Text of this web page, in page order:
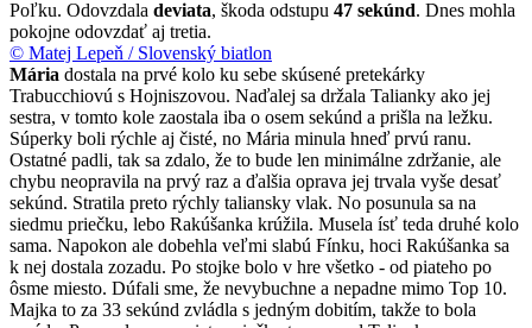
Poľku. Odovzdala deviata, škoda odstupu 47 sekúnd. Dnes mohla
pokojne odovzdať aj tretia.
© Matej Lepeň / Slovenský biatlon
Mária dostala na prvé kolo ku sebe skúsené pretekárky
Trabucchiovú s Hojniszovou. Naďalej sa držala Talianky ako jej
sestra, v tomto kole zaostala iba o osem sekúnd a prišla na ležku.
Súperky boli rýchle aj čisté, no Mária minula hneď prvú ranu.
Ostatné padli, tak sa zdalo, že to bude len minimálne zdržanie, ale
chybu neopravila na prvý raz a ďalšia oprava jej trvala vyše desať
sekúnd. Stratila preto rýchly taliansky vlak. No posunula sa na
siedmu priečku, lebo Rakúšanka krúžila. Musela ísť teda druhé kolo
sama. Napokon ale dobehla veľmi slabú Fínku, hoci Rakúšanka sa
k nej dostala zozadu. Po stojke bolo v hre všetko - od piateho po
ôsme miesto. Dúfali sme, že nevybuchne a nepadne mimo Top 10.
Majka to za 33 sekúnd zvládla s jedným dobitím, takže to bola